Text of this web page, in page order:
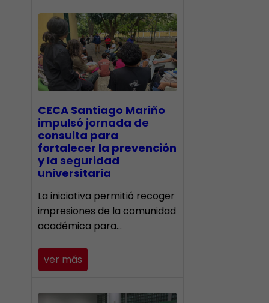
CECA Santiago Mariño
impulsó jornada de
consulta para
fortalecer la prevención
y la seguridad
universitaria
La iniciativa permitió recoger
impresiones de la comunidad
académica para…
ver más